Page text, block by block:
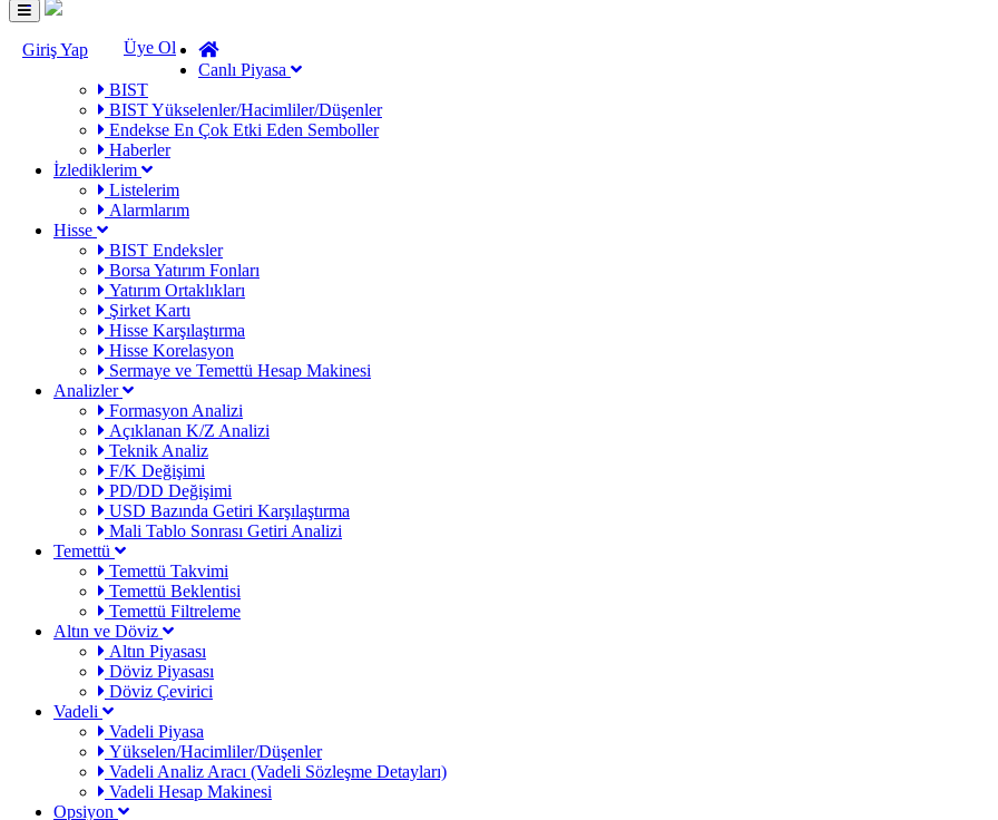
Toggle
navigation
Giriş Yap
Üye Ol
Canlı Piyasa
BIST
BIST Yükselenler/Hacimliler/Düşenler
Endekse En Çok Etki Eden Semboller
Haberler
İzlediklerim
Listelerim
Alarmlarım
Hisse
BIST Endeksler
Borsa Yatırım Fonları
Yatırım Ortaklıkları
Şirket Kartı
Hisse Karşılaştırma
Hisse Korelasyon
Sermaye ve Temettü Hesap Makinesi
Analizler
Formasyon Analizi
Açıklanan K/Z Analizi
Teknik Analiz
F/K Değişimi
PD/DD Değişimi
USD Bazında Getiri Karşılaştırma
Mali Tablo Sonrası Getiri Analizi
Temettü
Temettü Takvimi
Temettü Beklentisi
Temettü Filtreleme
Altın ve Döviz
Altın Piyasası
Döviz Piyasası
Döviz Çevirici
Vadeli
Vadeli Piyasa
Yükselen/Hacimliler/Düşenler
Vadeli Analiz Aracı (Vadeli Sözleşme Detayları)
Vadeli Hesap Makinesi
Opsiyon